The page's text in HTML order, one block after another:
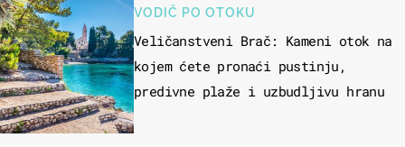
VODIČ PO OTOKU
Veličanstveni Brač: Kameni otok na
kojem ćete pronaći pustinju,
predivne plaže i uzbudljivu hranu